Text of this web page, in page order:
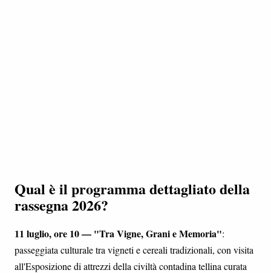
Qual è il programma dettagliato della
rassegna 2026?
11 luglio, ore 10 — "Tra Vigne, Grani e Memoria":
passeggiata culturale tra vigneti e cereali tradizionali, con visita
all'Esposizione di attrezzi della civiltà contadina tellina curata